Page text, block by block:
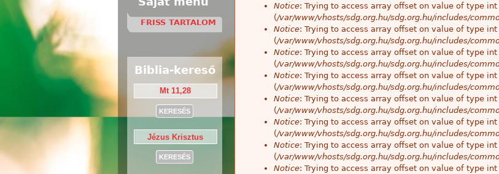
Notice: Trying to access array offset on value of type int
(/var/www/vhosts/sdg.org.hu/sdg.org.hu/includes/
Notice: Trying to access array offset on value of type int
(/var/www/vhosts/sdg.org.hu/sdg.org.hu/includes/
Notice: Trying to access array offset on value of type int
(/var/www/vhosts/sdg.org.hu/sdg.org.hu/includes/
Notice: Trying to access array offset on value of type int
(/var/www/vhosts/sdg.org.hu/sdg.org.hu/includes/
Notice: Trying to access array offset on value of type int
(/var/www/vhosts/sdg.org.hu/sdg.org.hu/includes/
Notice: Trying to access array offset on value of type int
(/var/www/vhosts/sdg.org.hu/sdg.org.hu/includes/
Notice: Trying to access array offset on value of type int
(/var/www/vhosts/sdg.org.hu/sdg.org.hu/includes/
Notice: Trying to access array offset on value of type int
FRISS TARTALOM
Biblia-kereső